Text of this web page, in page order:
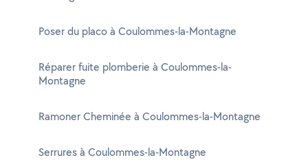
Poser du placo à Coulommes-la-Montagne
Réparer fuite plomberie à Coulommes-la-
Montagne
Ramoner Cheminée à Coulommes-la-Montagne
Serrures à Coulommes-la-Montagne